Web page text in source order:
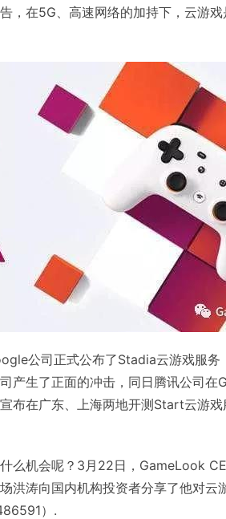
，在5G、高速网络的加持下，云游
公司正式公布了Stadia云游戏服务
产生了正面的冲击，同日腾讯公司在
布在广东、上海两地开测Start云游
么机会呢？3月22日，GameLook
洪涛向国内机构投资者分享了他对云
）.